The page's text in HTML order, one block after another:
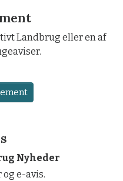
Landbrug eller en af
Nyheder
og e-avis.